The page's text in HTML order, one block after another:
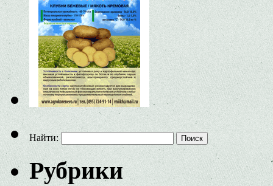
Найти:
Рубрики